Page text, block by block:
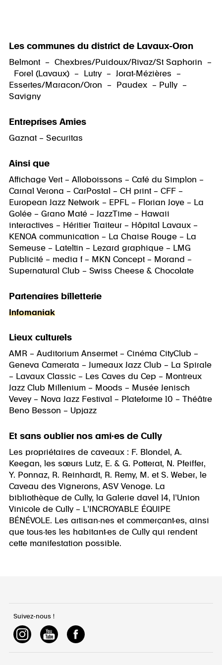
Les communes du district de Lavaux-Oron
Belmont – Chexbres/Puidoux/Rivaz/St Saphorin –
Forel (Lavaux) – Lutry – Jorat-Mézières –
Essertes/Maracon/Oron – Paudex – Pully –
Savigny
Entreprises Amies
Gaznat – Securitas
Ainsi que
Affichage Vert – Alloboissons – Café du Simplon –
Carnal Verona – CarPostal – CH print – CFF –
European Jazz Network – EPFL – Florian Joye – La
Golée – Grano Maté – JazzTime – Hawaii
interactives – Héritier Traiteur – Hôpital Lavaux –
KENOA communication – La Chaise Rouge – La
Semeuse – Lateltin – Lezard graphique – LMG
Publicité – media f – MKN Concept – Morand –
Supernatural Club – Swiss Cheese & Chocolate
Partenaires billetterie
Infomaniak
Lieux culturels
AMR – Auditorium Ansermet – Cinéma CityClub –
Geneva Camerata – Jumeaux Jazz Club – La Spirale
– Lavaux Classic – Les Caves du Cep – Montreux
Jazz Club Millenium – Moods – Musée Jenisch
Vevey – Nova Jazz Festival – Plateforme 10 – Théâtre
Beno Besson – Upjazz
Et sans oublier nos ami·es de Cully
Les propriétaires de caveaux : F. Blondel, A.
Keegan, les sœurs Lutz, E. & G. Potterat, N. Pfeiffer,
Y. Ponnaz, R. Reinhardt, R. Remy, M. et S. Weber, le
Caveau des Vignerons, ASV Venoge. La
bibliothèque de Cully, la Galerie davel 14, l’Union
Vinicole de Cully – L’INCROYABLE ÉQUIPE
BÉNÉVOLE. Les artisan·nes et commerçant·es, ainsi
que tous·tes les habitant·es de Cully qui rendent
cette manifestation possible.
Suivez-nous !